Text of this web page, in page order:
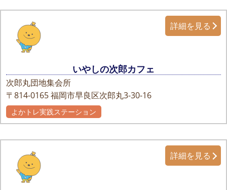
いやしの次郎カフェ
次郎丸団地集会所
〒814-0165福岡市早良区次郎丸3-30-16
詳細を見る
よかトレ実践ステーション
詳細を見る